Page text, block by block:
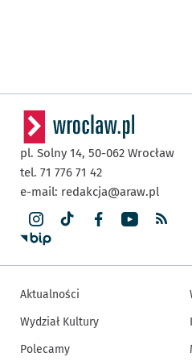
pl. Solny 14, 50-062 Wrocław
tel. 71 776 71 42
e-mail: redakcja@araw.pl
Aktualności
Wydział Kultury
Polecamy